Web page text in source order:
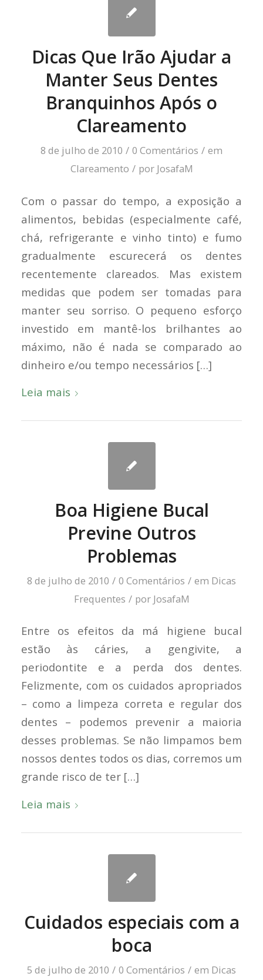
Dicas Que Irão Ajudar a
Manter Seus Dentes
Branquinhos Após o
Clareamento
8 de julho de 2010 / 0 Comentários / em
Clareamento / por JosafaM
Com o passar do tempo, a exposição a
alimentos, bebidas (especialmente café,
chá, refrigerante e vinho tinto) e fumo
gradualmente escurecerá os dentes
recentemente clareados. Mas existem
medidas que podem ser tomadas para
manter seu sorriso. O pequeno esforço
investido em mantê-los brilhantes ao
máximo, não é nada se comparado ao
dinheiro e/ou tempo necessários […]
Leia mais
Boa Higiene Bucal
Previne Outros
Problemas
8 de julho de 2010 / 0 Comentários / em Dicas
Frequentes / por JosafaM
Entre os efeitos da má higiene bucal
estão às cáries, a gengivite, a
periodontite e a perda dos dentes.
Felizmente, com os cuidados apropriados
– como a limpeza correta e regular dos
dentes – podemos prevenir a maioria
desses problemas. Se não limpamos bem
nossos dentes todos os dias, corremos um
grande risco de ter […]
Leia mais
Cuidados especiais com a
boca
5 de julho de 2010 / 0 Comentários / em Dicas